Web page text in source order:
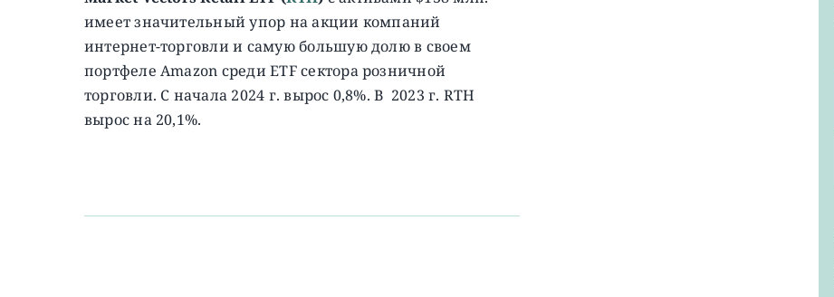
имеет значительный упор на акции компаний
интернет-торговли и самую большую долю в своем
портфеле Amazon среди ETF сектора розничной
торговли. C начала 2024 г. вырос 0,8%. В 2023 г. RTH
вырос на 20,1%.